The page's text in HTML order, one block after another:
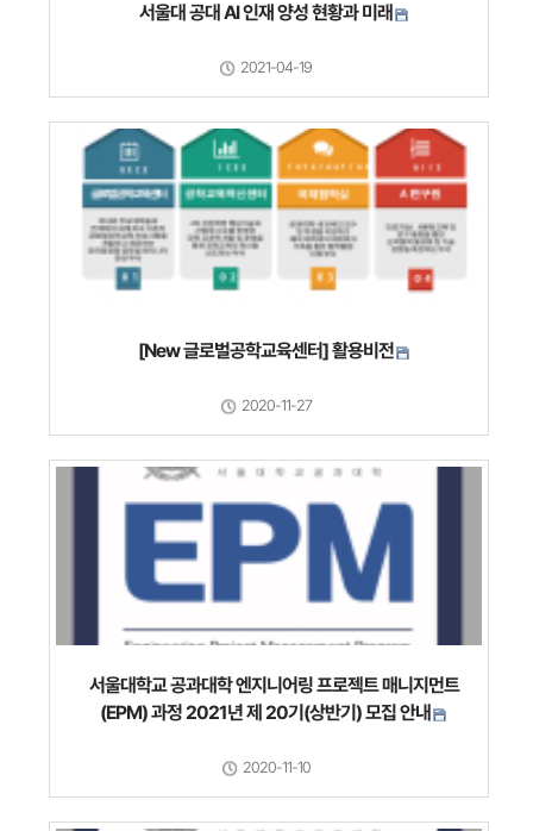
서울대 공대 AI 인재 양성 현황과 미래
2021-04-19
[New 글로벌공학교육센터] 활용비전
2020-11-27
서울대학교 공과대학 엔지니어링 프로젝트 매니지먼트
(EPM) 과정 2021년 제 20기(상반기) 모집 안내
2020-11-10